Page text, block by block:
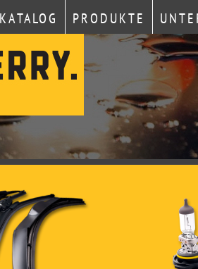
KATALOG PRODUKTE